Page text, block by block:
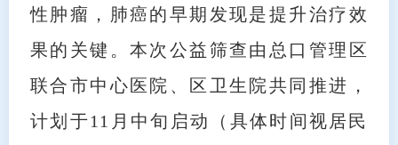
性肿瘤，肺癌的早期发现是提升治疗效
果的关键。本次公益筛查由总口管理区
联合市中心医院、区卫生院共同推进，
计划于11月中旬启动（具体时间视居民